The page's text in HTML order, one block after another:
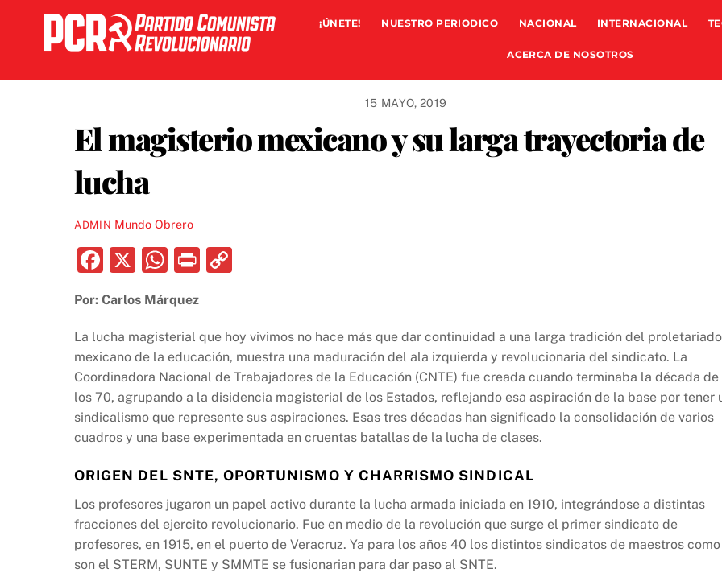
content
¡ÚNETE! NUESTRO PERIODICO NACIONAL INTERNACIONAL
ACERCA DE NOSOTROS
15 MAYO, 2019
El magisterio mexicano y su larga trayectoria de
lucha
ADMIN Mundo Obrero
F
c
e
b
o
o
k
X
W
at
s
A
p
p
P
y
Li
n
k
Por: Carlos Márquez
La lucha magisterial que hoy vivimos no hace más que dar continuidad a una larga tradición del proletariado
mexicano de la educación, muestra una maduración del ala izquierda y revolucionaria del sindicato. La
Coordinadora Nacional de Trabajadores de la Educación (CNTE) fue creada cuando terminaba la década de
los 70, agrupando a la disidencia magisterial de los Estados, reflejando esa aspiración de la base por tener
sindicalismo que represente sus aspiraciones. Esas tres décadas han significado la consolidación de varios
cuadros y una base experimentada en cruentas batallas de la lucha de clases.
ORIGEN DEL SNTE, OPORTUNISMO Y CHARRISMO SINDICAL
Los profesores jugaron un papel activo durante la lucha armada iniciada en 1910, integrándose a distintas
fracciones del ejercito revolucionario. Fue en medio de la revolución que surge el primer sindicato de
profesores, en 1915, en el puerto de Veracruz. Ya para los años 40 los distintos sindicatos de maestros como
son el STERM, SUNTE y SMMTE se fusionarian para dar paso al SNTE.